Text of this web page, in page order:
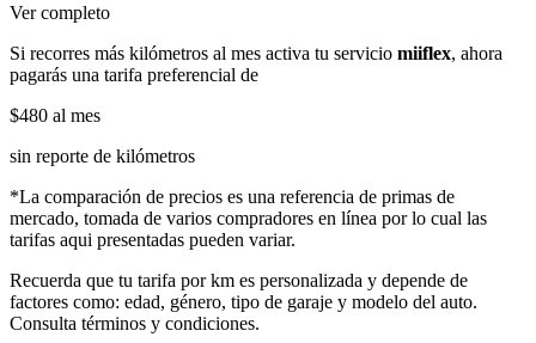
Ver completo
Si recorres más kilómetros al mes activa tu servicio miiflex, ahora
pagarás una tarifa preferencial de
$480 al mes
sin reporte de kilómetros
*La comparación de precios es una referencia de primas de
mercado, tomada de varios compradores en línea por lo cual las
tarifas aqui presentadas pueden variar.
Recuerda que tu tarifa por km es personalizada y depende de
factores como: edad, género, tipo de garaje y modelo del auto.
Consulta términos y condiciones.